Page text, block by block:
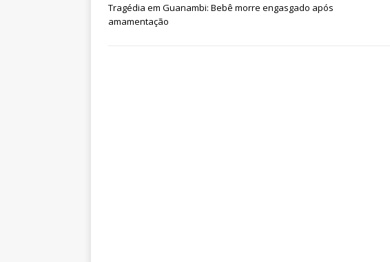
Tragédia em Guanambi: Bebê morre engasgado após
amamentação